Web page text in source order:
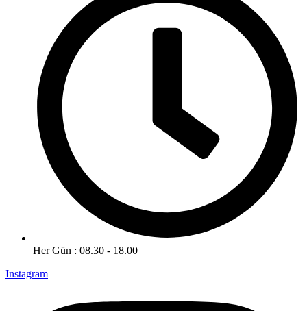
Her Gün : 08.30 - 18.00
Instagram